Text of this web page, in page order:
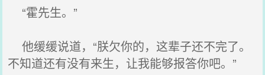
“霍先生。”
他缓缓说道，“朕欠你的，这辈子还不完了。
不知道还有没有来生，让我能够报答你吧。”